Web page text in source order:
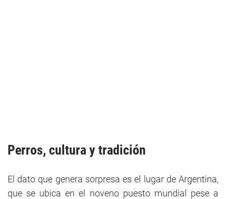
Perros, cultura y tradición
El dato que genera sorpresa es el lugar de Argentina,
que se ubica en el noveno puesto mundial pese a